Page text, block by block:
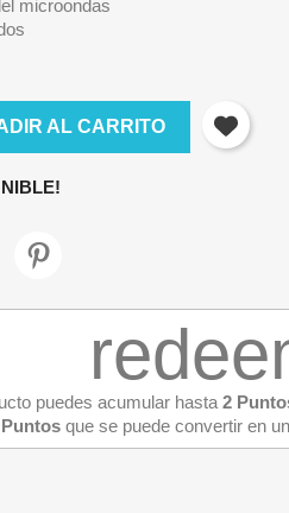
microondas
AL CARRITO
puedes acumular hasta 2
Puntos que se puede convertir en
×